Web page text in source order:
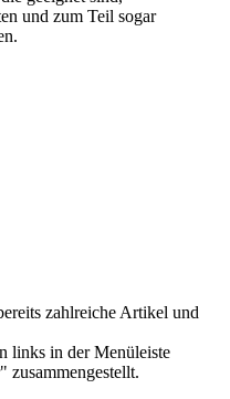
und zum Teil sogar
zahlreiche Artikel und
links in der Menüleiste